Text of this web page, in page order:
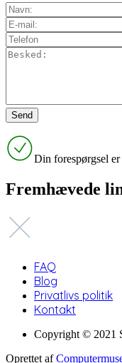
Din forespørgsel er
Fremhævede
FAQ
Blog
Privatlivs politik
Kontakt
Copyright © 2021
Oprettet af